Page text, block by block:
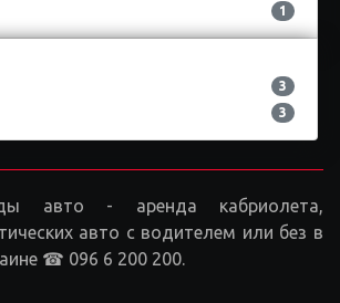
1
3
3
авто - аренда кабриолета,
авто с водителем или без в
☎ 096 6 200 200.